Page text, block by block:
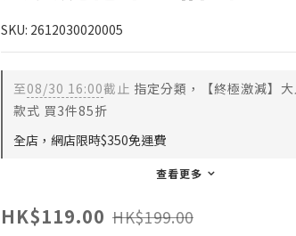
SKU: 2612030020005
至08/30 16:00截止 指定分類，【終極激減】
款式 買3件85折
全店，網店限時$350免運費
查看更多
HK$119.00 HK$199.00